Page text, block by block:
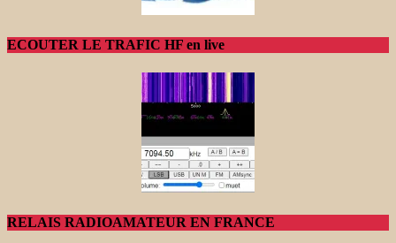
ECOUTER LE TRAFIC HF en live
RELAIS RADIOAMATEUR EN FRANCE